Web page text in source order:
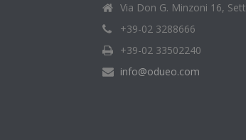
Via Don G. Minzoni 16,
+39-02 3288666
+39-02 33502240
info@odueo.com